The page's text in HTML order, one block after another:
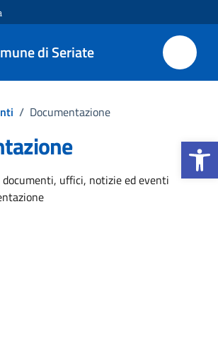
Apri la
di Seriate
/ Documentazione
uffici, notizie ed eventi